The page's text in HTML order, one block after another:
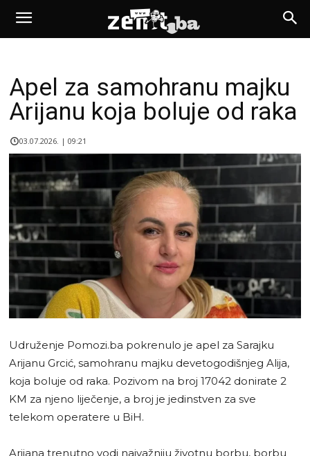
Apel za samohranu majku
Arijanu koja boluje od raka
03.07.2026. | 09:21
Udruženje Pomozi.ba pokrenulo je apel za Sarajku
Arijanu Grcić, samohranu majku devetogodišnjeg Alija,
koja boluje od raka. Pozivom na broj 17042 donirate 2
KM za njeno liječenje, a broj je jedinstven za sve
telekom operatere u BiH.
Arijana trenutno vodi najvažniju životnu borbu, borbu